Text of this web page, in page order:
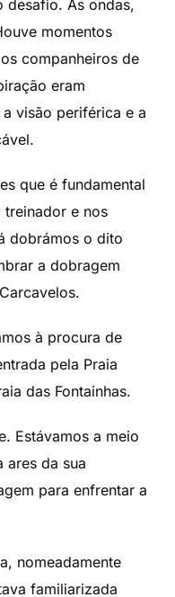
desafio. As ondas,
momentos
companheiros de
eram
visão periférica e a
que é fundamental
e nos
dobrámos o dito
a dobragem
à procura de
pela Praia
das Fontainhas.
Estávamos a meio
ares da sua
para enfrentar a
nomeadamente
familiarizada